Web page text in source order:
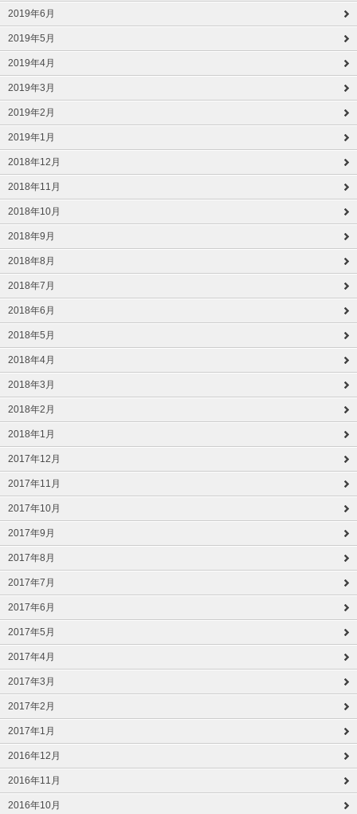
2019年6月
2019年5月
2019年4月
2019年3月
2019年2月
2019年1月
2018年12月
2018年11月
2018年10月
2018年9月
2018年8月
2018年7月
2018年6月
2018年5月
2018年4月
2018年3月
2018年2月
2018年1月
2017年12月
2017年11月
2017年10月
2017年9月
2017年8月
2017年7月
2017年6月
2017年5月
2017年4月
2017年3月
2017年2月
2017年1月
2016年12月
2016年11月
2016年10月